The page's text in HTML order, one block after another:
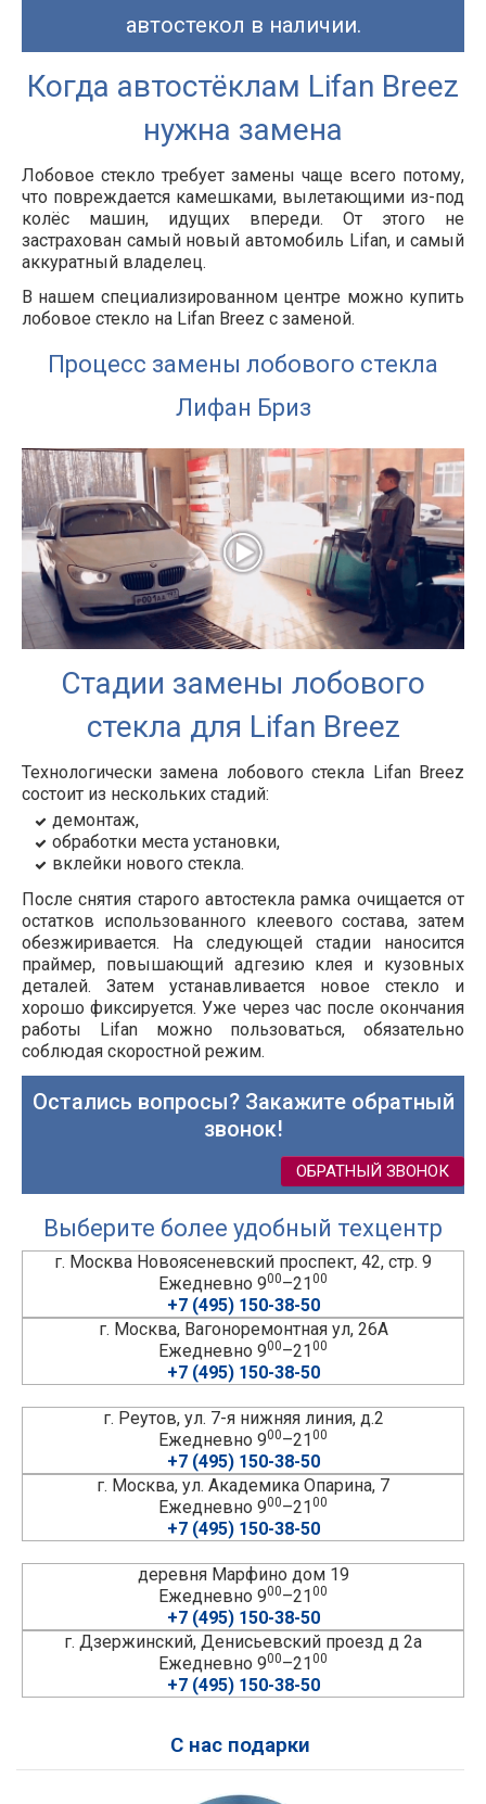
автостекол в наличии.
Когда автостёклам Lifan Breez
нужна замена
Лобовое стекло требует замены чаще всего потому,
что повреждается камешками, вылетающими из-под
колёс машин, идущих впереди. От этого не
застрахован самый новый автомобиль Lifan, и самый
аккуратный владелец.
В нашем специализированном центре можно купить
лобовое стекло на Lifan Breez с заменой.
Процесс замены лобового стекла
Лифан Бриз
Стадии замены лобового
стекла для Lifan Breez
Технологически замена лобового стекла Lifan Breez
состоит из нескольких стадий:
демонтаж,
обработки места установки,
вклейки нового стекла.
После снятия старого автостекла рамка очищается от
остатков использованного клеевого состава, затем
обезжиривается. На следующей стадии наносится
праймер, повышающий адгезию клея и кузовных
деталей. Затем устанавливается новое стекло и
хорошо фиксируется. Уже через час после окончания
работы Lifan можно пользоваться, обязательно
соблюдая скоростной режим.
Остались вопросы? Закажите обратный
звонок!
ОБРАТНЫЙ ЗВОНОК
Выберите более удобный техцентр
г. Москва Новоясеневский проспект, 42, стр. 9
Ежедневно 900–2100
+7 (495) 150-38-50
г. Москва, Вагоноремонтная ул, 26А
Ежедневно 900–2100
+7 (495) 150-38-50
г. Реутов, ул. 7-я нижняя линия, д.2
Ежедневно 900–2100
+7 (495) 150-38-50
г. Москва, ул. Академика Опарина, 7
Ежедневно 900–2100
+7 (495) 150-38-50
деревня Марфино дом 19
Ежедневно 900–2100
+7 (495) 150-38-50
г. Дзержинский, Денисьевский проезд д 2а
Ежедневно 900–2100
+7 (495) 150-38-50
С нас подарки